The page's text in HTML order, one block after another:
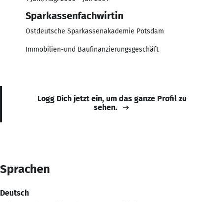
Sparkassenfachwirtin
Ostdeutsche Sparkassenakademie Potsdam
Immobilien-und Baufinanzierungsgeschäft
Logg Dich jetzt ein, um das ganze Profil zu
sehen.
Sprachen
Deutsch